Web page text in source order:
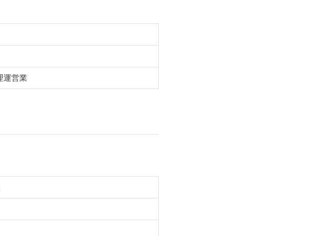
運営業